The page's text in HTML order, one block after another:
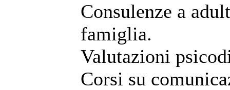
Consulenze a
famiglia.
Valutazioni
Corsi su